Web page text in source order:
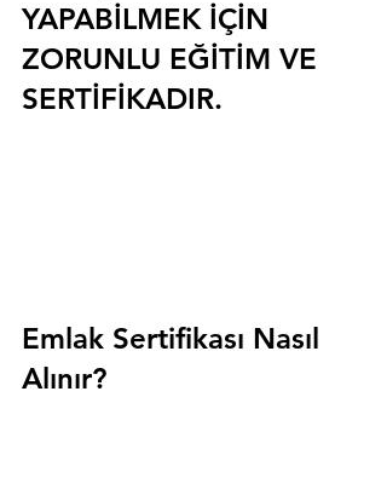
YAPABİLMEK İÇİN
ZORUNLU EĞİTİM VE
SERTİFİKADIR.
Emlak Sertifikası Nasıl
Alınır?